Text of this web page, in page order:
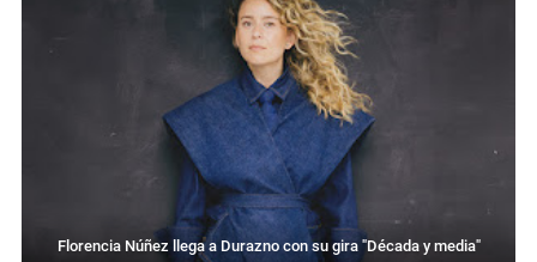
Florencia Núñez llega a Durazno con su gira "Década y media"